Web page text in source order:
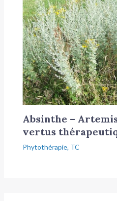
Absinthe –
vertus
Phytothérapie, TC